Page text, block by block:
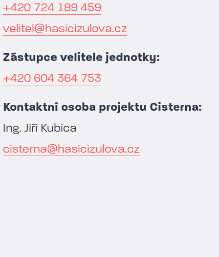
+420 724 189 459
velitel@hasicizulova.cz
Zástupce velitele jednotky:
+420 604 364 753
Kontaktní osoba projektu Cisterna:
Ing. Jiří Kubica
cisterna@hasicizulova.cz